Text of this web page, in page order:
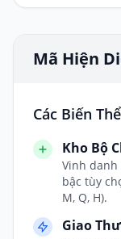
Mã Hiện
Các Biến
Kho Bộ
Vinh danh
bậc tùy
M, Q, H).
Giao